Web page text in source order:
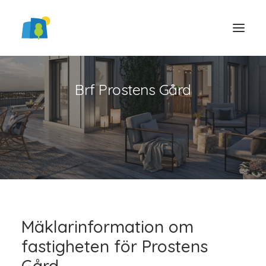
LOGGA IN
Brf Prostens Gård
Mäklarinformation om
fastigheten för Prostens